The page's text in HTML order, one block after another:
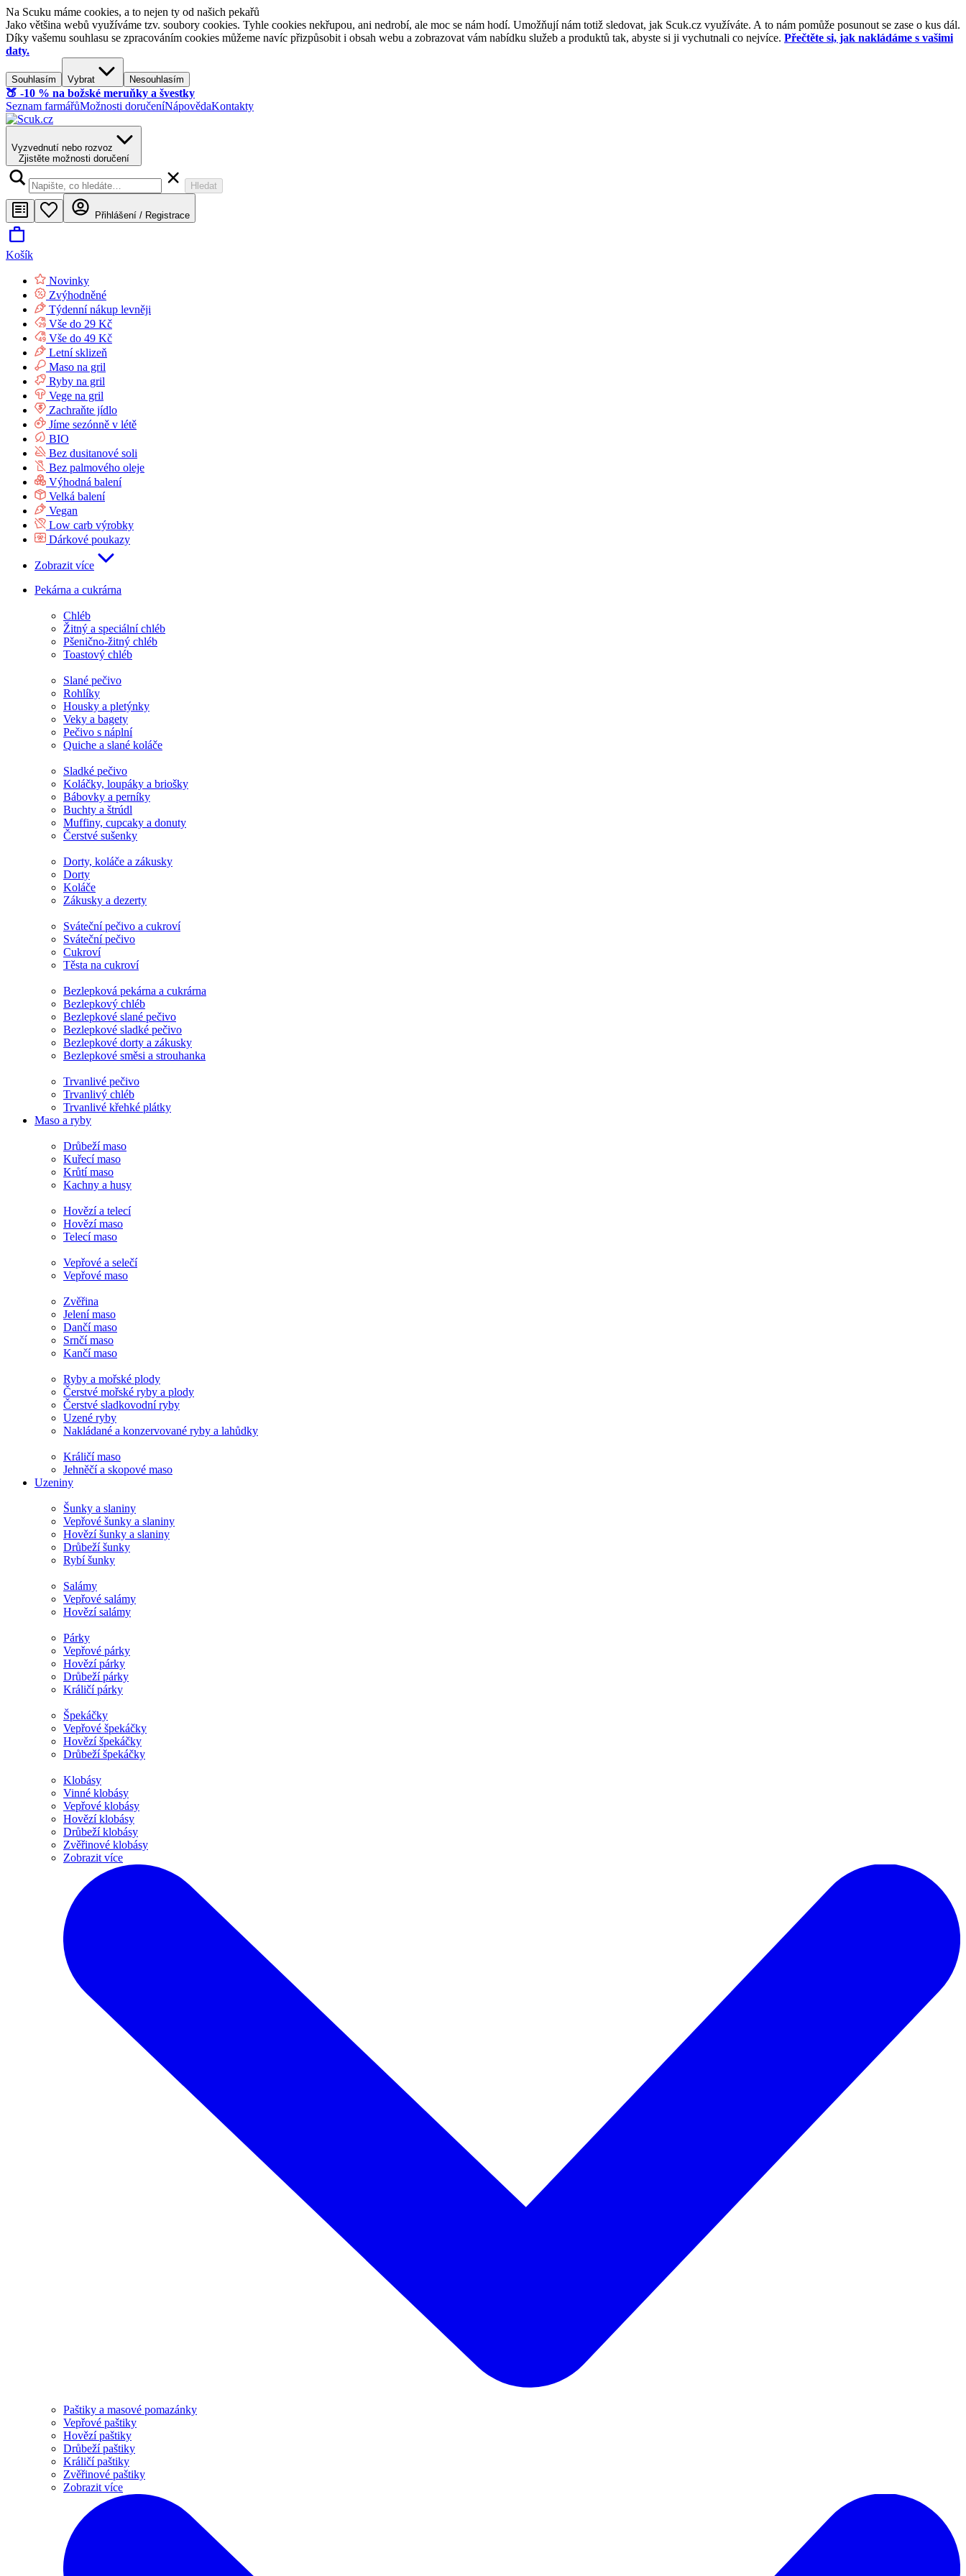
Na Scuku máme cookies, a to nejen ty od našich pekařů
Jako většina webů využíváme tzv. soubory cookies. Tyhle cookies nekřupou, ani nedrobí, ale moc se nám hodí. Umožňují nám totiž sledovat, jak Scuk.cz využíváte. A to nám pomůže posunout se zase o kus dál.
Díky vašemu souhlasu se zpracováním cookies můžeme navíc přizpůsobit i obsah webu a zobrazovat vám nabídku služeb a produktů tak, abyste si ji vychutnali co nejvíce. Přečtěte si, jak nakládáme s vašimi
daty.
Souhlasím Vybrat Nesouhlasím
🍑​ -10 % na božské meruňky a švestky
Seznam farmářůMožnosti doručeníNápovědaKontakty
Vyzvednutí nebo rozvoz
Zjistěte možnosti doručení
Hledat
Přihlášení / Registrace
Košík
Novinky
Zvýhodněné
Týdenní nákup levněji
Vše do 29 Kč
Vše do 49 Kč
Letní sklizeň
Maso na gril
Ryby na gril
Vege na gril
Zachraňte jídlo
Jíme sezónně v létě
BIO
Bez dusitanové soli
Bez palmového oleje
Výhodná balení
Velká balení
Vegan
Low carb výrobky
Dárkové poukazy
Zobrazit více
Pekárna a cukrárna
Chléb
Žitný a speciální chléb
Pšenično-žitný chléb
Toastový chléb
Slané pečivo
Rohlíky
Housky a pletýnky
Veky a bagety
Pečivo s náplní
Quiche a slané koláče
Sladké pečivo
Koláčky, loupáky a briošky
Bábovky a perníky
Buchty a štrúdl
Muffiny, cupcaky a donuty
Čerstvé sušenky
Dorty, koláče a zákusky
Dorty
Koláče
Zákusky a dezerty
Sváteční pečivo a cukroví
Sváteční pečivo
Cukroví
Těsta na cukroví
Bezlepková pekárna a cukrárna
Bezlepkový chléb
Bezlepkové slané pečivo
Bezlepkové sladké pečivo
Bezlepkové dorty a zákusky
Bezlepkové směsi a strouhanka
Trvanlivé pečivo
Trvanlivý chléb
Trvanlivé křehké plátky
Maso a ryby
Drůbeží maso
Kuřecí maso
Krůtí maso
Kachny a husy
Hovězí a telecí
Hovězí maso
Telecí maso
Vepřové a selečí
Vepřové maso
Zvěřina
Jelení maso
Dančí maso
Srnčí maso
Kančí maso
Ryby a mořské plody
Čerstvé mořské ryby a plody
Čerstvé sladkovodní ryby
Uzené ryby
Nakládané a konzervované ryby a lahůdky
Králičí maso
Jehněčí a skopové maso
Uzeniny
Šunky a slaniny
Vepřové šunky a slaniny
Hovězí šunky a slaniny
Drůbeží šunky
Rybí šunky
Salámy
Vepřové salámy
Hovězí salámy
Párky
Vepřové párky
Hovězí párky
Drůbeží párky
Králičí párky
Špekáčky
Vepřové špekáčky
Hovězí špekáčky
Drůbeží špekáčky
Klobásy
Vinné klobásy
Vepřové klobásy
Hovězí klobásy
Drůbeží klobásy
Zvěřinové klobásy
Zobrazit více
Paštiky a masové pomazánky
Vepřové paštiky
Hovězí paštiky
Drůbeží paštiky
Králičí paštiky
Zvěřinové paštiky
Zobrazit více